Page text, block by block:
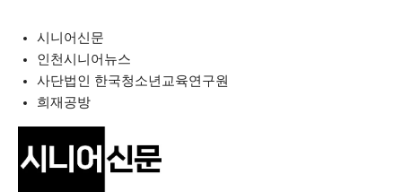
시니어신문
인천시니어뉴스
사단법인 한국청소년교육연구원
희재공방